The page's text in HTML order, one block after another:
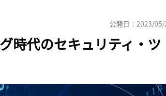
公開日：2023/05/
時代のセキュリティ・ツ